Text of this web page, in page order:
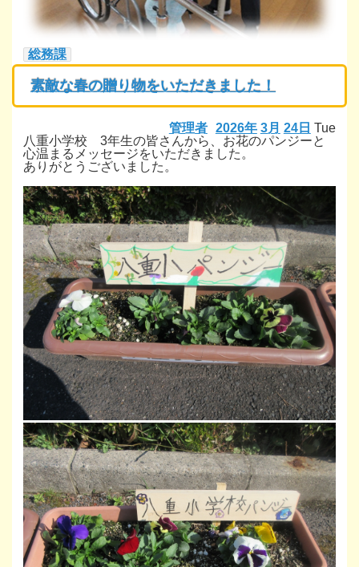
総務課
素敵な春の贈り物をいただきました！
2026年 3月 24日 Tue
管理者
八重小学校 3年生の皆さんから、お花のパンジーと
心温まるメッセージをいただきました。
ありがとうございました。